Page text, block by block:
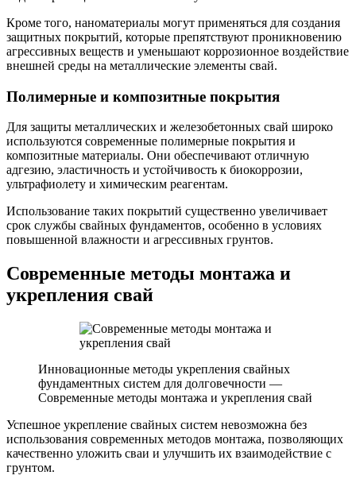
Кроме того, наноматериалы могут применяться для создания
защитных покрытий, которые препятствуют проникновению
агрессивных веществ и уменьшают коррозионное воздействие
внешней среды на металлические элементы свай.
Полимерные и композитные покрытия
Для защиты металлических и железобетонных свай широко
используются современные полимерные покрытия и
композитные материалы. Они обеспечивают отличную
адгезию, эластичность и устойчивость к биокоррозии,
ультрафиолету и химическим реагентам.
Использование таких покрытий существенно увеличивает
срок службы свайных фундаментов, особенно в условиях
повышенной влажности и агрессивных грунтов.
Современные методы монтажа и
укрепления свай
Инновационные методы укрепления свайных
фундаментных систем для долговечности —
Современные методы монтажа и укрепления свай
Успешное укрепление свайных систем невозможна без
использования современных методов монтажа, позволяющих
качественно уложить сваи и улучшить их взаимодействие с
грунтом.